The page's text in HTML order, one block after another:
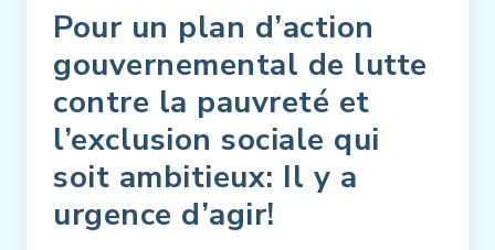
Pour un plan d’action
gouvernemental de lutte
contre la pauvreté et
l’exclusion sociale qui
soit ambitieux: Il y a
urgence d’agir!